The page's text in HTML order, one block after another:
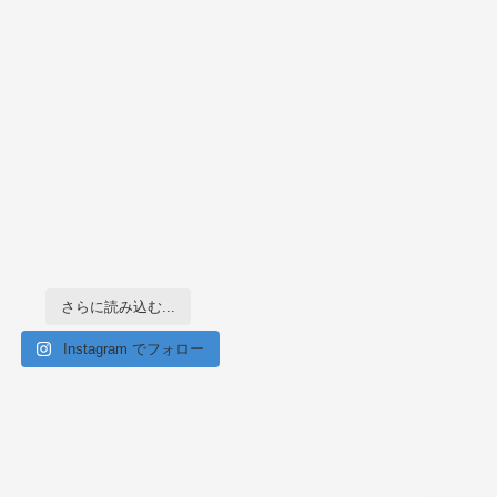
さらに読み込む...
Instagram でフォロー